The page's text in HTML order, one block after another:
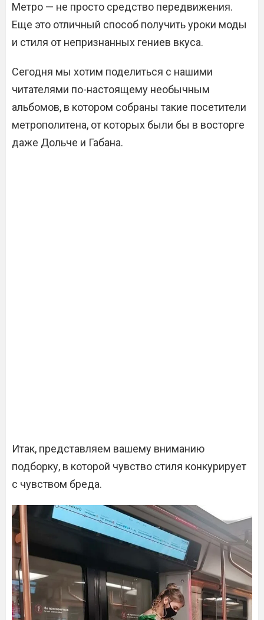
Метро — не просто средство передвижения.
Еще это отличный способ получить уроки моды
и стиля от непризнанных гениев вкуса.
Сегодня мы хотим поделиться с нашими
читателями по-настоящему необычным
альбомов, в котором собраны такие посетители
метрополитена, от которых были бы в восторге
даже Дольче и Габана.
Итак, представляем вашему вниманию
подборку, в которой чувство стиля конкурирует
с чувством бреда.